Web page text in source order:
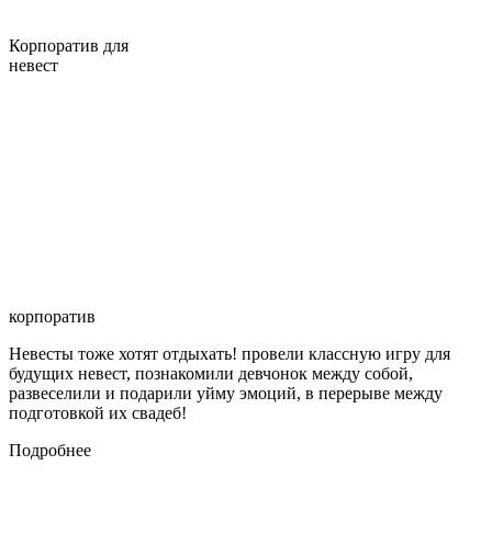
Корпоратив для
невест
корпоратив
Невесты тоже хотят отдыхать! провели классную игру для
будущих невест, познакомили девчонок между собой,
развеселили и подарили уйму эмоций, в перерыве между
подготовкой их свадеб!
Подробнее